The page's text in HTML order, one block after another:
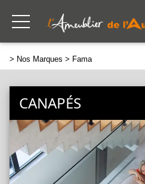
> Nos Marques > Fama
CANAPÉS